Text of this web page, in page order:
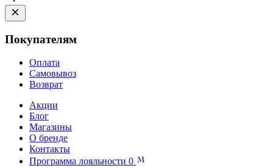
Покупателям
Оплата
Самовывоз
Возврат
Акции
Блог
Магазины
О бренде
Контакты
Программа лояльности 0